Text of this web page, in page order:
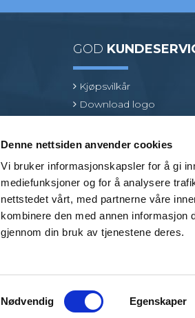
Denne nettsiden anvender cookies
Vi bruker informasjonskapsler for å gi
mediefunksjoner og for å analysere
nettstedet vårt, med partnerne våre
kombinere den med annen informasjon
gjennom din bruk av tjenestene deres.
Nødvendig Egenskaper
GOD
Kjøpsvilkår
Download logo
Find en produktspesialist